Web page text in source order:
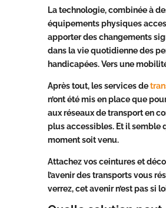
La technologie, combinée à
équipements physiques
apporter des changements
dans la vie quotidienne des
handicapées. Vers une
Après tout, les services de
n’ont été mis en place que
aux réseaux de transport en
plus accessibles. Et il semble
moment soit venu.
Attachez vos ceintures et
l’avenir des transports vous
verrez, cet avenir n’est pas si